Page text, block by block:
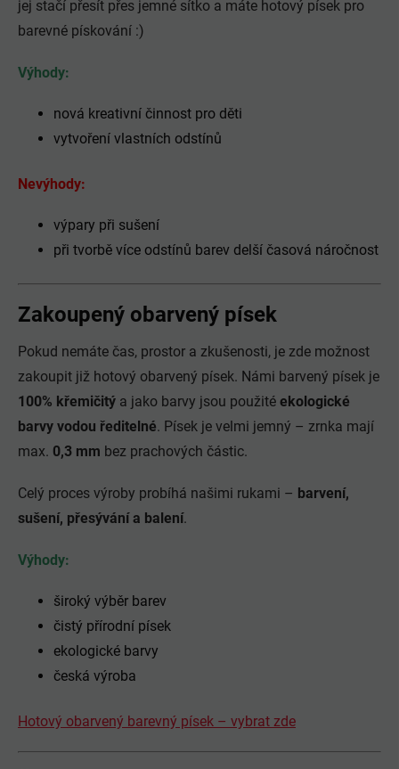
jej stačí přesít přes jemné sítko a máte hotový písek pro
barevné pískování :)
Výhody:
nová kreativní činnost pro děti
vytvoření vlastních odstínů
Nevýhody:
výpary při sušení
při tvorbě více odstínů barev delší časová náročnost
Zakoupený obarvený písek
Pokud nemáte čas, prostor a zkušenosti, je zde možnost
zakoupit již hotový obarvený písek. Námi barvený písek je
100% křemičitý a jako barvy jsou použité ekologické
barvy vodou ředitelné. Písek je velmi jemný – zrnka mají
max. 0,3 mm bez prachových částic.
Celý proces výroby probíhá našimi rukami – barvení,
sušení, přesývání a balení.
Výhody:
široký výběr barev
čistý přírodní písek
ekologické barvy
česká výroba
Hotový obarvený barevný písek – vybrat zde